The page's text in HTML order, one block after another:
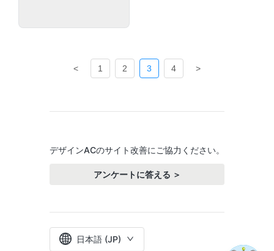
< 1 2 3 4 >
デザインACのサイト改善にご協力ください。
アンケートに答える ＞
日本語 (JP)